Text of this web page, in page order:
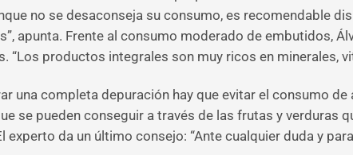
no se desaconseja su consumo, es recomendable
apunta. Frente al consumo moderado de embutidos,
“Los productos integrales son muy ricos en minerales,
una completa depuración hay que evitar el consumo
se pueden conseguir a través de las frutas y verduras
experto da un último consejo: “Ante cualquier duda y